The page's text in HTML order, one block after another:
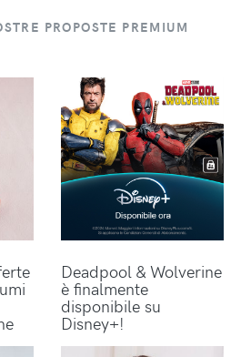
PROPOSTE PREMIUM
Deadpool & Wolverine
è finalmente
disponibile su
Disney+!